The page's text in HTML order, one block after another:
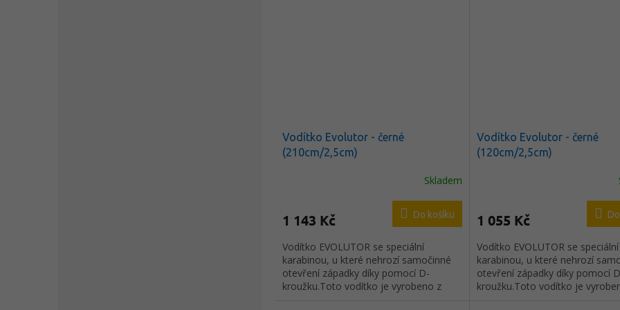
letecké hliníkové slitiny.
Vodítko Evolutor - černé
(210cm/2,5cm)
Skladem
1 143 Kč Do košíku
Vodítko EVOLUTOR se speciální
karabinou, u které nehrozí samočinné
otevření západky díky pomocí D-
kroužku.Toto vodítko je vyrobeno z
Vodítko Evolutor - černé
(120cm/2,5cm)
1 055 Kč
Vodítko EVOLUTOR se speciální
karabinou, u které nehrozí
otevření západky díky pomocí
kroužku.Toto vodítko je